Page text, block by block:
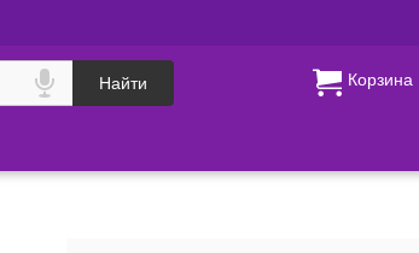
Найти Корзина